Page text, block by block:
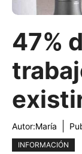
47%
Autor:María
INFORMACIÓN